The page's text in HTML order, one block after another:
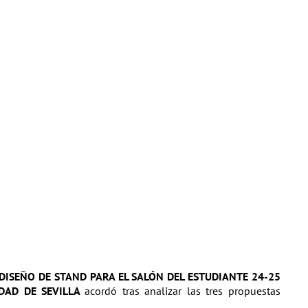
DE STAND PARA EL SALÓN DEL ESTUDIANTE 24-25
DE SEVILLA acordó tras analizar las tres propuestas